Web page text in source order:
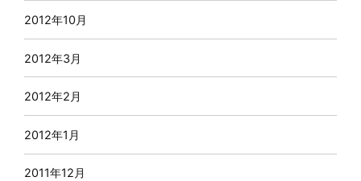
2012年10月
2012年3月
2012年2月
2012年1月
2011年12月